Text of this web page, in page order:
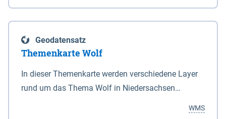
enthalten. Sperrwerke Sperrwerke sind Bauwerke
mit Sperrvorrichtungen in Tidegewässern, die dem
Schutz eines Gebietes vor erhöhten Tiden, vor allem
vor Sturmfluten, zu dienen bestimmt sind (§2 Abs.3
Eigenschaft eines Sperrwerkes durch Widmung, die
Geodatensatz
Themenkarte Wolf
In dieser Themenkarte werden verschiedene Layer
rund um das Thema Wolf in Niedersachsen
sowie Status der bestehenden Wolfsterritorien im
WMS